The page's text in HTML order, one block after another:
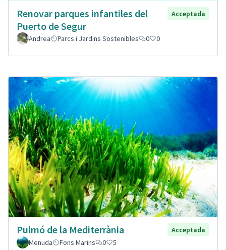
Renovar parques infantiles del
Puerto de Segur
Acceptada
Andrea Parcs i Jardins Sostenibles 0 0
Pulmó de la Mediterrània
Acceptada
Menuda
Fons Marins 0 5